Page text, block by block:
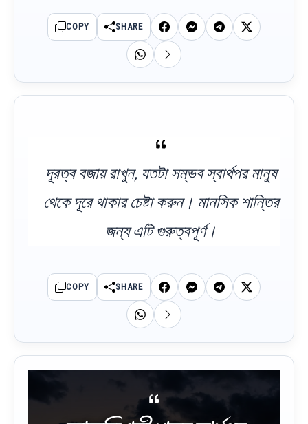
COPY SHARE
দূরত্ব বজায় রাখুন, যতটা সম্ভব স্বার্থপর মানুষ
থেকে দূরে থাকার চেষ্টা করুন। মানসিক শান্তির
জন্য এটি গুরুত্বপূর্ণ।
COPY SHARE